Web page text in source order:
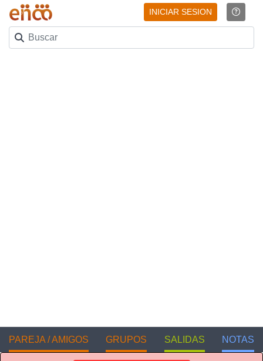
INICIAR SESION
PAREJA / AMIGOS GRUPOS SALIDAS NOTAS